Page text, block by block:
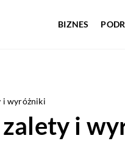
BIZNES
i wyróżniki
i